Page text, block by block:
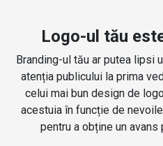
Logo-ul tău
Branding-ul tău ar putea lipsi
atenția publicului la prima
celui mai bun design de
acestuia în funcție de
pentru a obține un